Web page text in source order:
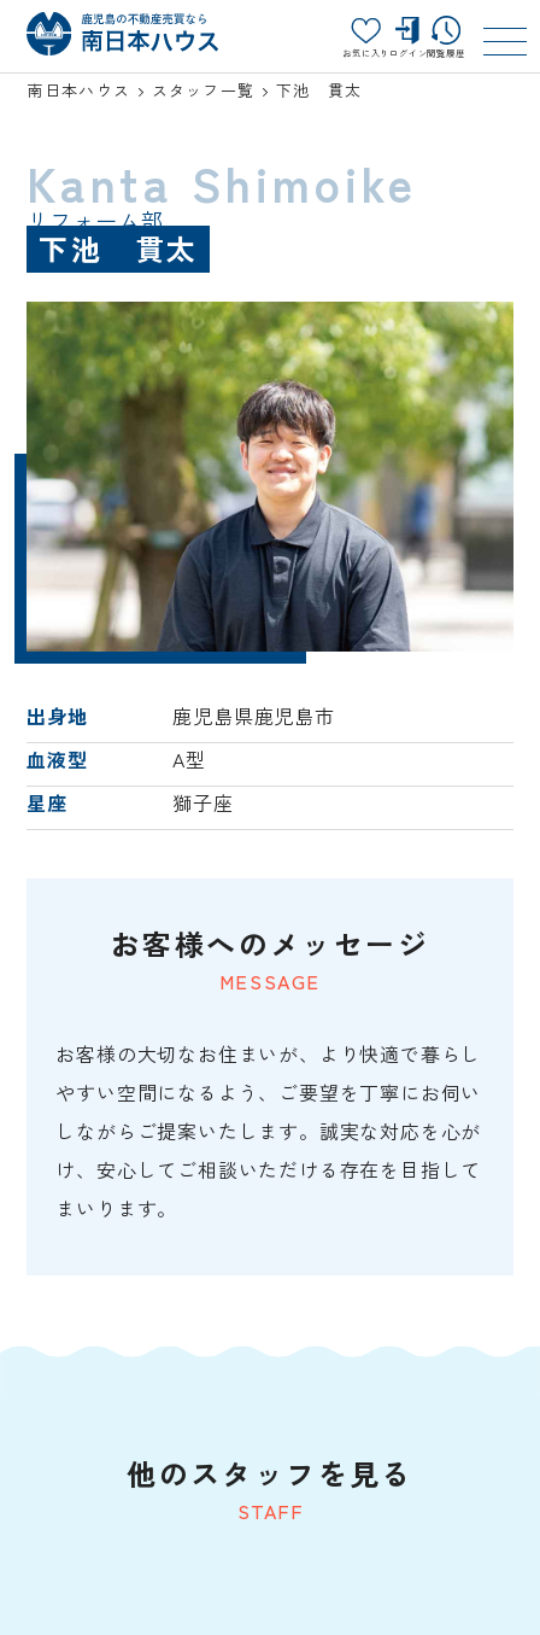
お気に入り ログイン閲覧履歴
南日本ハウス スタッフ一覧 下池 貫太
Kanta Shimoike
リフォーム部
下池 貫太
出身地
鹿児島県鹿児島市
血液型
A型
星座
獅子座
MESSAGE
お客様へのメッセージ
お客様の大切なお住まいが、より快適で暮らし
やすい空間になるよう、ご要望を丁寧にお伺い
しながらご提案いたします。誠実な対応を心が
け、安心してご相談いただける存在を目指して
まいります。
STAFF
他のスタッフを見る